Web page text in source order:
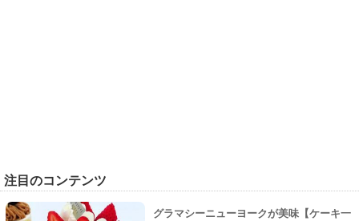
注目のコンテンツ
グラマシーニューヨークが美味【ケーキ一